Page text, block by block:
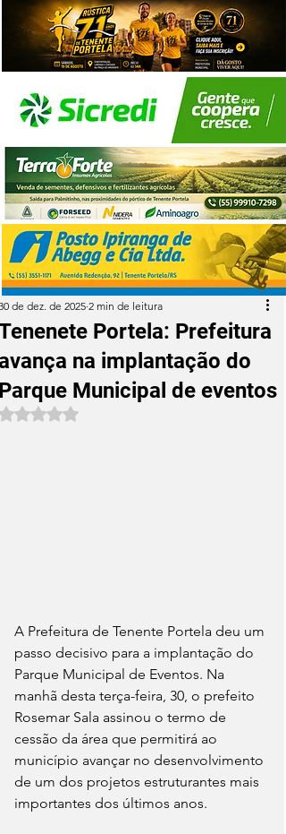
Portela: Prefeitura
na implantação do
Municipal de eventos
de dez. de 2025 2 min de leitura
Avaliado com NaN de 5 estrelas.
A Prefeitura de Tenente Portela deu um
passo decisivo para a implantação do
Parque Municipal de Eventos. Na
manhã desta terça-feira, 30, o prefeito
Rosemar Sala assinou o termo de
cessão da área que permitirá ao
município avançar no desenvolvimento
de um dos projetos estruturantes mais
importantes dos últimos anos.